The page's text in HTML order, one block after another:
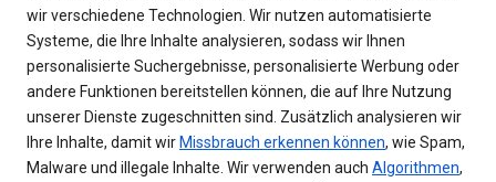
wir verschiedene Technologien. Wir nutzen automatisierte
Systeme, die Ihre Inhalte analysieren, sodass wir Ihnen
personalisierte Suchergebnisse, personalisierte Werbung oder
andere Funktionen bereitstellen können, die auf Ihre Nutzung
unserer Dienste zugeschnitten sind. Zusätzlich analysieren wir
Ihre Inhalte, damit wir Missbrauch erkennen können, wie Spam,
Malware und illegale Inhalte. Wir verwenden auch Algorithmen,